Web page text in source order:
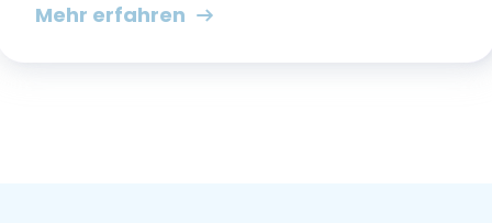
Mehr erfahren